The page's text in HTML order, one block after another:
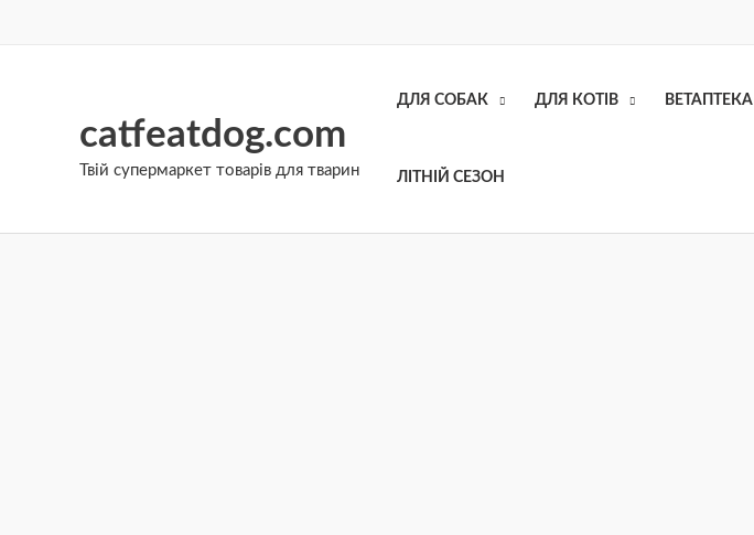
catfeatdog.com
Твій супермаркет товарів для тварин
ДЛЯ СОБАК ДЛЯ КОТІВ ВЕТАПТЕКА
ЛІТНІЙ СЕЗОН